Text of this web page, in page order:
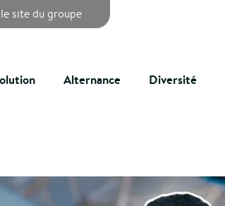
site du groupe
Alternance Diversité